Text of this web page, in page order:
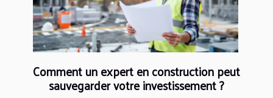
Comment un expert en construction peut
sauvegarder votre investissement ?